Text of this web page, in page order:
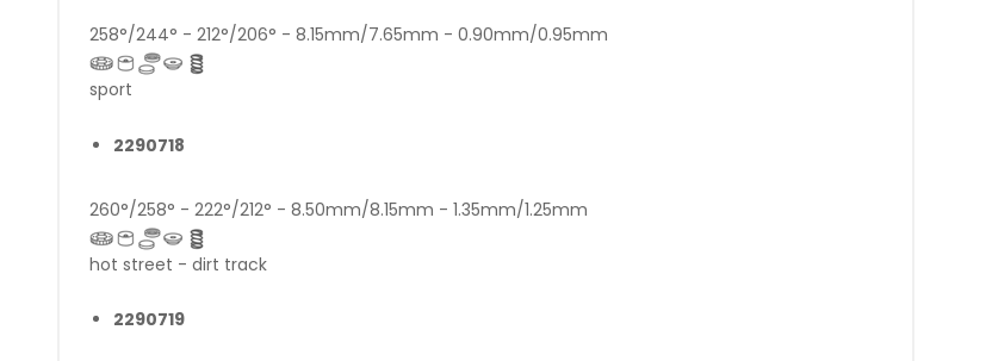
258°/244° - 212°/206° - 8.15mm/7.65mm - 0.90mm/0.95mm
sport
2290718
260°/258° - 222°/212° - 8.50mm/8.15mm - 1.35mm/1.25mm
hot street - dirt track
2290719